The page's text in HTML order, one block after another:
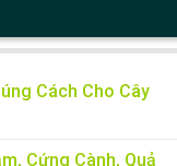
Cách Cho Cây
Cứng Cành, Quả